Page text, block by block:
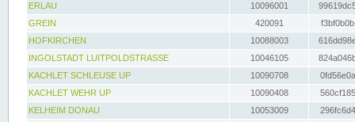
ERLAU
10096001
GREIN
420091
HOFKIRCHEN
10088003
INGOLSTADT LUITPOLDSTRASSE
10046105
KACHLET SCHLEUSE UP
10090708
KACHLET WEHR UP
10090408
KELHEIM DONAU
10053009